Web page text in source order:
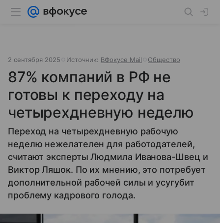
2 сентября 2025 Источник: ВФокусе Mail Общество
87% компаний в РФ не
готовы к переходу на
четырехдневную неделю
Переход на четырехдневную рабочую
неделю нежелателен для работодателей,
считают эксперты Людмила Иванова-Швец и
Виктор Ляшок. По их мнению, это потребует
дополнительной рабочей силы и усугубит
проблему кадрового голода.